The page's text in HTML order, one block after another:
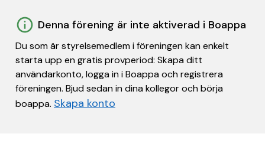
Denna förening är inte aktiverad i Boappa
Du som är styrelsemedlem i föreningen kan enkelt
starta upp en gratis provperiod: Skapa ditt
användarkonto, logga in i Boappa och registrera
föreningen. Bjud sedan in dina kollegor och börja
boappa. Skapa konto